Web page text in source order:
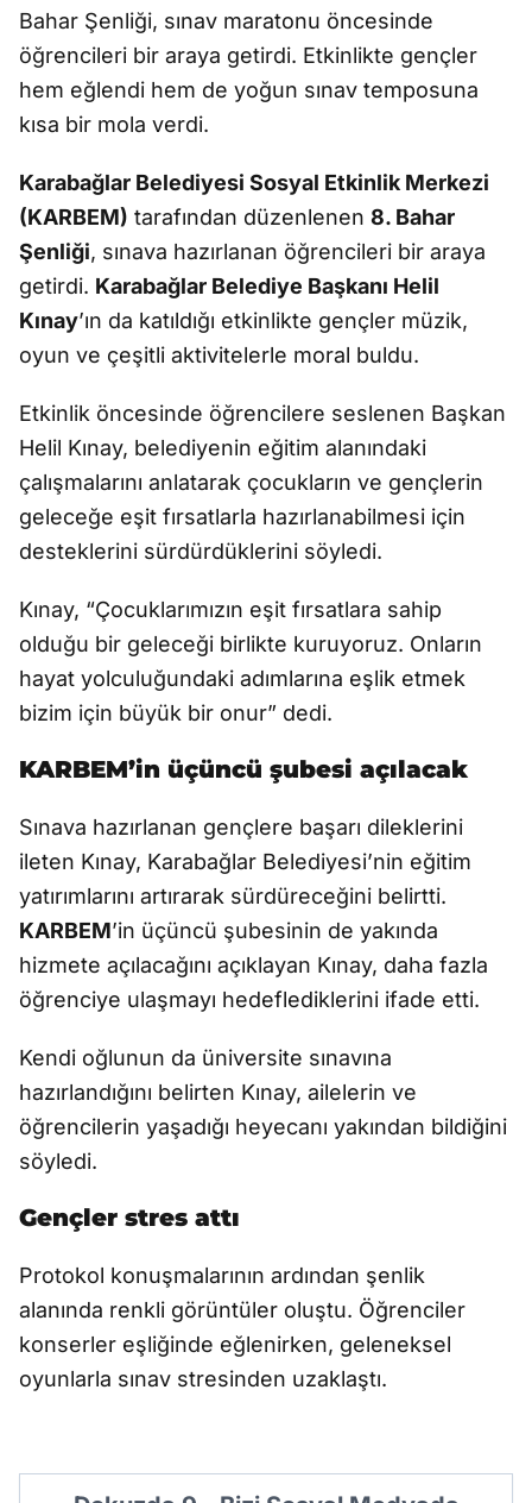
Bahar Şenliği, sınav maratonu öncesinde
öğrencileri bir araya getirdi. Etkinlikte gençler
hem eğlendi hem de yoğun sınav temposuna
kısa bir mola verdi.
Karabağlar Belediyesi Sosyal Etkinlik Merkezi
(KARBEM) tarafından düzenlenen 8. Bahar
Şenliği, sınava hazırlanan öğrencileri bir araya
getirdi. Karabağlar Belediye Başkanı Helil
Kınay’ın da katıldığı etkinlikte gençler müzik,
oyun ve çeşitli aktivitelerle moral buldu.
Etkinlik öncesinde öğrencilere seslenen Başkan
Helil Kınay, belediyenin eğitim alanındaki
çalışmalarını anlatarak çocukların ve gençlerin
geleceğe eşit fırsatlarla hazırlanabilmesi için
desteklerini sürdürdüklerini söyledi.
Kınay, “Çocuklarımızın eşit fırsatlara sahip
olduğu bir geleceği birlikte kuruyoruz. Onların
hayat yolculuğundaki adımlarına eşlik etmek
bizim için büyük bir onur” dedi.
KARBEM’in üçüncü şubesi açılacak
Sınava hazırlanan gençlere başarı dileklerini
ileten Kınay, Karabağlar Belediyesi’nin eğitim
yatırımlarını artırarak sürdüreceğini belirtti.
KARBEM’in üçüncü şubesinin de yakında
hizmete açılacağını açıklayan Kınay, daha fazla
öğrenciye ulaşmayı hedeflediklerini ifade etti.
Kendi oğlunun da üniversite sınavına
hazırlandığını belirten Kınay, ailelerin ve
öğrencilerin yaşadığı heyecanı yakından bildiğini
söyledi.
Gençler stres attı
Protokol konuşmalarının ardından şenlik
alanında renkli görüntüler oluştu. Öğrenciler
konserler eşliğinde eğlenirken, geleneksel
oyunlarla sınav stresinden uzaklaştı.